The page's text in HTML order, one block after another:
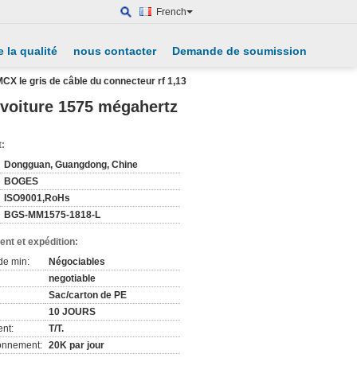
French
la qualité nous contacter Demande de soumission
le gris de câble du connecteur rf 1,13
1575 mégahertz
Dongguan, Guangdong, Chine
BOGES
ISO9001,RoHs
BGS-MM1575-1818-L
et expédition:
min:
Négociables
negotiable
Sac/carton de PE
10 JOURS
T/T.
20K par jour